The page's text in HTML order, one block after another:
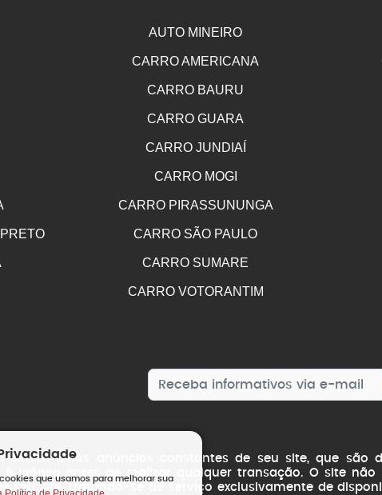
AUTO MINEIRO
CARRO AMERICANA
CARRO BAURU
CARRO GUARA
CARRO JUNDIAÍ
CARRO MOGI
CARRO PIRASSUNUNGA
CARRO SÃO PAULO
CARRO SUMARE
CARRO VOTORANTIM
pelos anúncios constantes de seu site, que
idôneo antes de realizar qualquer transação. O site
seu site, tratando-se de serviço exclusivamente de
que usamos para melhorar sua